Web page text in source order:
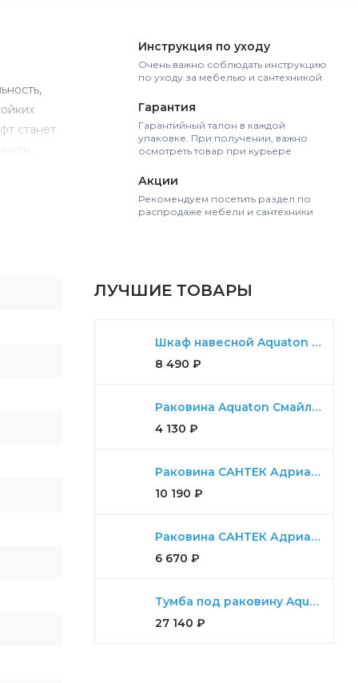
Инструкция по уходу
Очень важно соблюдать инструкцию
по уходу за мебелью и сантехникой
Гарантия
Гарантийный талон в каждой
упаковке. При получении, важно
осмотреть товар при курьере
Акции
Рекомендуем посетить раздел по
распродаже мебели и сантехники
ЛУЧШИЕ ТОВАРЫ
Шкаф навесной Aquaton Либерти дуб эльвезия
8 490 ₽
Раковина Aquaton Смайл 65
4 130 ₽
Раковина САНТЕК Адриана 90
10 190 ₽
Раковина САНТЕК Адриана 55
6 670 ₽
Тумба под раковину Aquaton Мадрид 100 М 2 ящика белый
27 140 ₽
станет